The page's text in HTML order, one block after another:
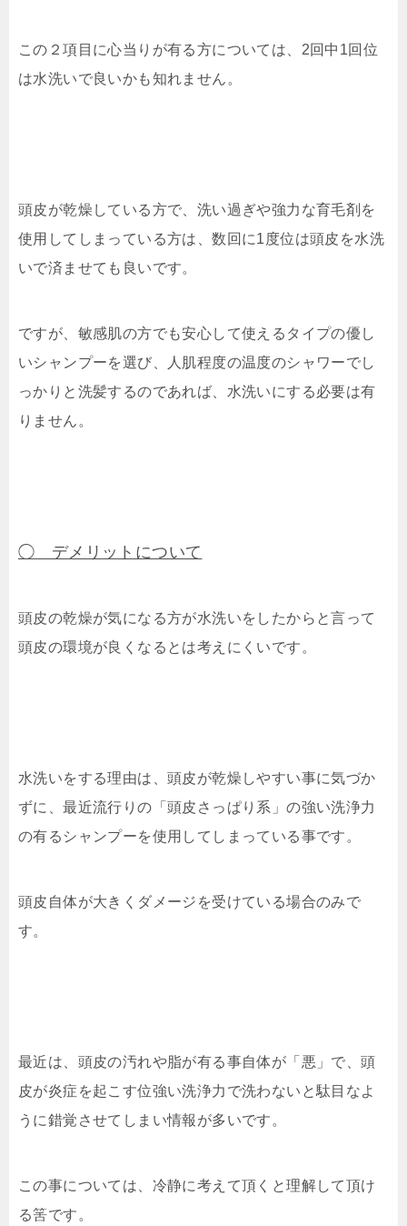
この２項目に心当りが有る方については、2回中1回位
は水洗いで良いかも知れません。
頭皮が乾燥している方で、洗い過ぎや強力な育毛剤を
使用してしまっている方は、数回に1度位は頭皮を水洗
いで済ませても良いです。
ですが、敏感肌の方でも安心して使えるタイプの優し
いシャンプーを選び、人肌程度の温度のシャワーでし
っかりと洗髪するのであれば、水洗いにする必要は有
りません。
◯ デメリットについて
頭皮の乾燥が気になる方が水洗いをしたからと言って
頭皮の環境が良くなるとは考えにくいです。
水洗いをする理由は、頭皮が乾燥しやすい事に気づか
ずに、最近流行りの「頭皮さっぱり系」の強い洗浄力
の有るシャンプーを使用してしまっている事です。
頭皮自体が大きくダメージを受けている場合のみで
す。
最近は、頭皮の汚れや脂が有る事自体が「悪」で、頭
皮が炎症を起こす位強い洗浄力で洗わないと駄目なよ
うに錯覚させてしまい情報が多いです。
この事については、冷静に考えて頂くと理解して頂け
る筈です。